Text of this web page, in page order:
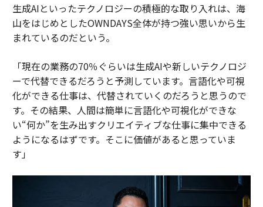
生成AIといったテクノロジーの積極的な取り入れは、海
山をはじめとしたOWNDAYS全体が持つ強い思いから生
まれているのだという。
「現在の業務の70％ぐらいは生成AIや新しいテクノロジ
ーで代替できるだろうと予測しています。言語化や可視
化ができる仕事は、代替されていくのだろうと思うので
す。その結果、人間は簡単に言語化や可視化ができな
い“何か”を生み出すクリエイティブな仕事に集中できる
ようになるはずです。そこに価値があると思っていま
す」